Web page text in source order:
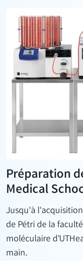
Préparation
Medical
Jusqu'à
de Pétri de la
moléculaire
main.